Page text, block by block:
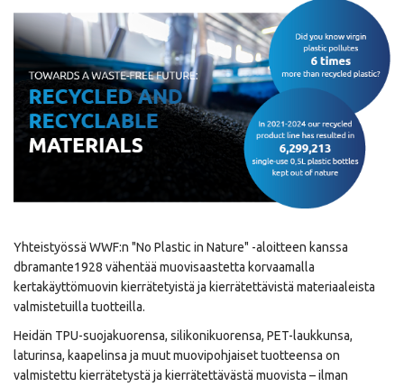
Yhteistyössä WWF:n "No Plastic in Nature" -aloitteen kanssa
dbramante1928 vähentää muovisaastetta korvaamalla
kertakäyttömuovin kierrätetyistä ja kierrätettävistä materiaaleista
valmistetuilla tuotteilla.
Heidän TPU-suojakuorensa, silikonikuorensa, PET-laukkunsa,
laturinsa, kaapelinsa ja muut muovipohjaiset tuotteensa on
valmistettu kierrätetystä ja kierrätettävästä muovista – ilman